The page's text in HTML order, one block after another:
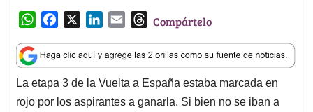
W
a
t
s
A
c
e
b
o
n
k
e
d
a
i
l
T
r
e
a
d
Compártelo
La etapa 3 de la Vuelta a España estaba marcada en
rojo por los aspirantes a ganarla. Si bien no se iban a